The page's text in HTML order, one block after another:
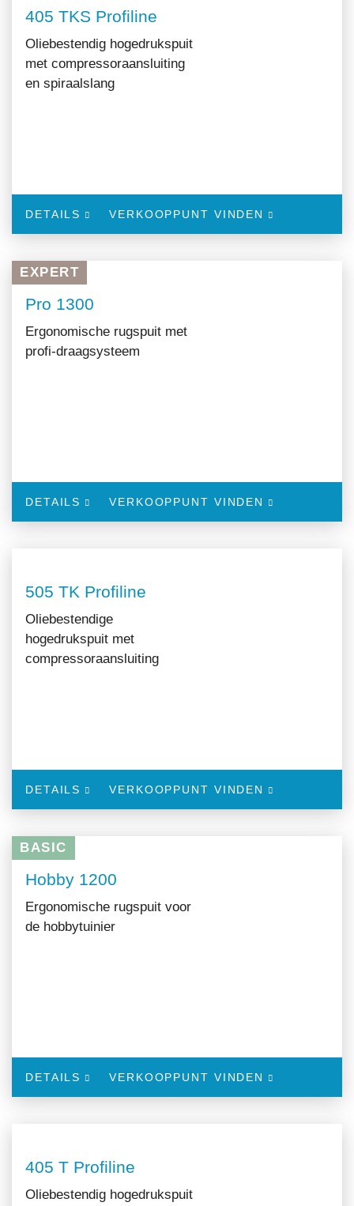
405 TKS Profiline
Oliebestendig hogedrukspuit
met compressoraansluiting
en spiraalslang
DETAILS VERKOOPPUNT VINDEN
EXPERT
Pro 1300
Ergonomische rugspuit met
profi-draagsysteem
DETAILS VERKOOPPUNT VINDEN
505 TK Profiline
Oliebestendige
hogedrukspuit met
compressoraansluiting
DETAILS VERKOOPPUNT VINDEN
BASIC
Hobby 1200
Ergonomische rugspuit voor
de hobbytuinier
DETAILS VERKOOPPUNT VINDEN
405 T Profiline
Oliebestendig hogedrukspuit